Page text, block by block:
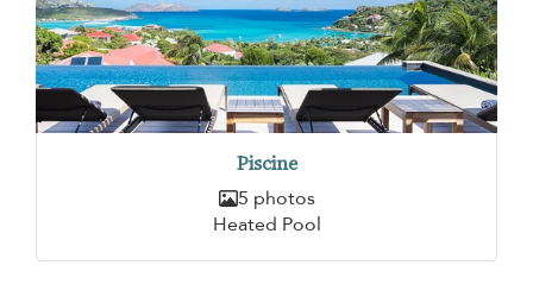
Piscine
5 photos
Heated Pool